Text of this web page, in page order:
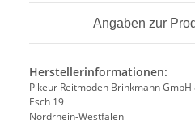
Angaben zur
Herstellerinformationen:
Pikeur Reitmoden Brinkmann GmbH
Esch 19
Nordrhein-Westfalen